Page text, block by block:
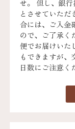
せ。 但し、銀
とさせていただ
合には、ご入金
ので、ご了承く
便でお届けいた
もできますが
日数にご注意く